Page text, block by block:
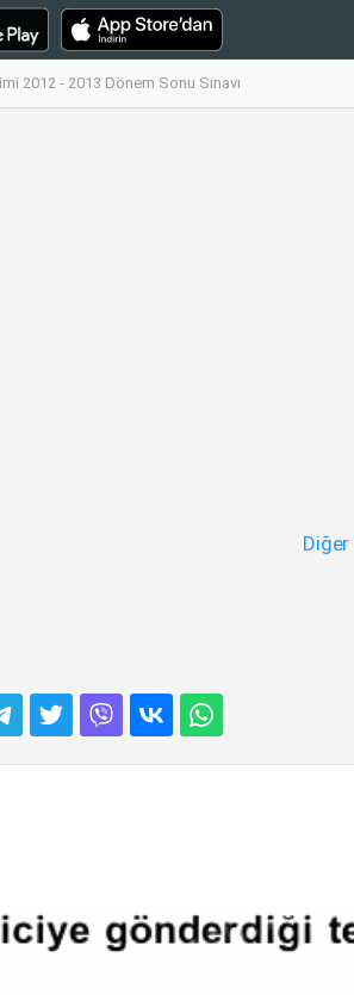
2012 - 2013 Dönem Sonu Sınavı
Diğer